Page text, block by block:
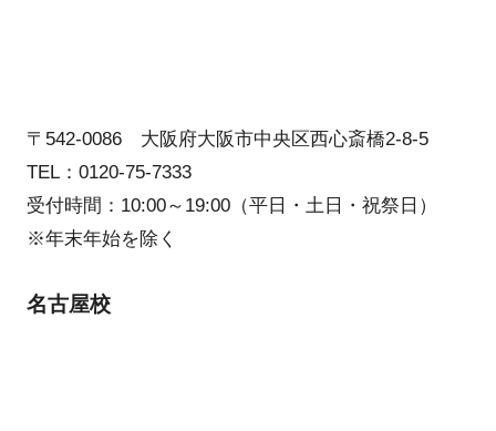
〒542-0086 大阪府大阪市中央区西心斎橋2-8-5
TEL：0120-75-7333
受付時間：10:00～19:00（平日・土日・祝祭日）
※年末年始を除く
名古屋校